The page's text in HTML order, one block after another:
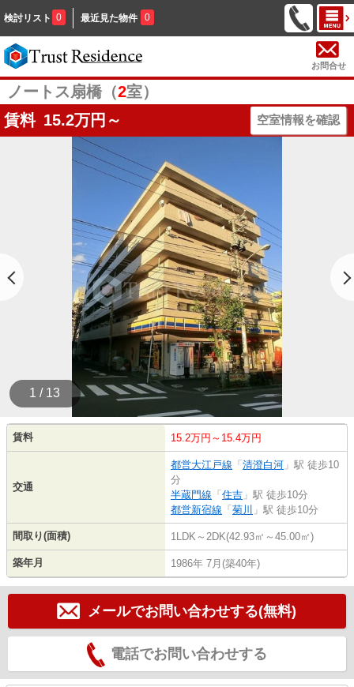
検討リスト 0 最近見た物件 0
お問合せ
ノートス扇橋（2室）
賃料 15.2万円～ 空室情報を確認
1 / 13
賃料 15.2万円～15.4万円
交通
都営大江戸線 「 清澄白河 」駅 徒歩10
分
半蔵門線 「 住吉 」駅 徒歩10分
都営新宿線 「 菊川 」駅 徒歩10分
間取り(面積) 1LDK～2DK(42.93㎡～45.00㎡)
築年月 1986年 7月(築40年)
メールでお問い合わせする(無料)
電話でお問い合わせする